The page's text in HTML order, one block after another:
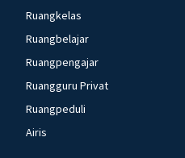
Ruangkelas
Ruangbelajar
Ruangpengajar
Ruangguru Privat
Ruangpeduli
Airis